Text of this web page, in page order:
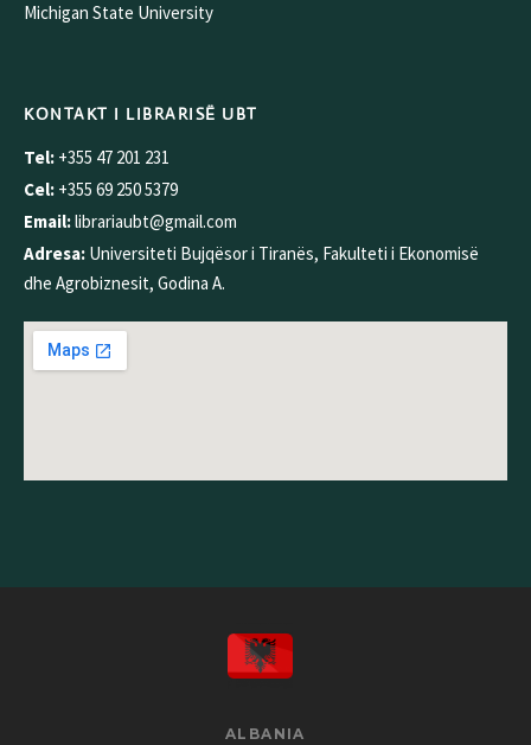
Michigan State University
KONTAKT I LIBRARISË UBT
Tel: +355 47 201 231
Cel: +355 69 250 5379
Email:librariaubt@gmail.com
Adresa: Universiteti Bujqësor i Tiranës, Fakulteti i Ekonomisë
dhe Agrobiznesit, Godina A.
ALBANIA